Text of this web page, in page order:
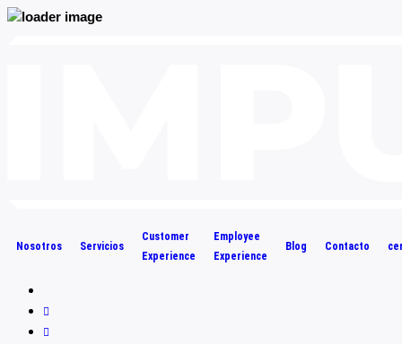
Nosotros Servicios
Customer
Experience
Employee
Experience
Blog Contacto